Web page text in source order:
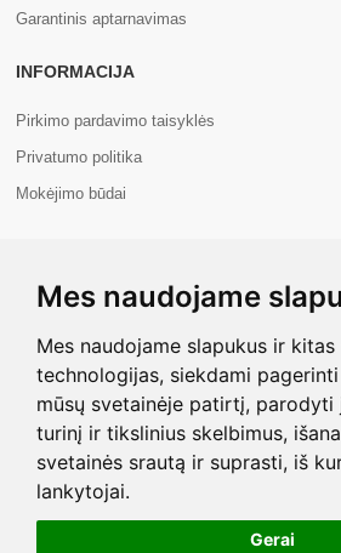
Mes naudojame
Mes naudojame slapukus ir
technologijas, siekdami
mūsų svetainėje patirtį,
turinį ir tikslinius skelbimus,
svetainės srautą ir suprasti, iš
lankytojai.
Gerai
Garantinis aptarnavimas
INFORMACIJA
Pirkimo pardavimo taisyklės
Privatumo politika
Mokėjimo būdai
Apie mus
Copyright © 2026 Com+. Visos